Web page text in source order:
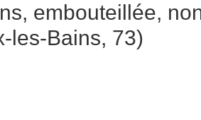
embouteillée,
les-Bains, 73)